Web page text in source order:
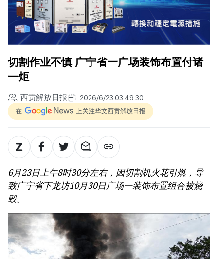
切割作业不慎 广宁省一广场装饰布置付诸
一炬
西贡解放日报 2026/6/23 03:49:30
在 上关注华文西贡解放日报
6月23日上午8时30分左右，因切割机火花引燃，导
致广宁省下龙坊10月30日广场一装饰布置组合被烧
毁。